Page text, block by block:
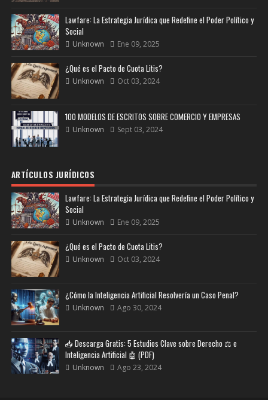
Lawfare: La Estrategia Jurídica que Redefine el Poder Político y
Social
Unknown Ene 09, 2025
¿Qué es el Pacto de Cuota Litis?
Unknown Oct 03, 2024
100 MODELOS DE ESCRITOS SOBRE COMERCIO Y EMPRESAS
Unknown Sept 03, 2024
ARTÍCULOS JURÍDICOS
Lawfare: La Estrategia Jurídica que Redefine el Poder Político y
Social
Unknown Ene 09, 2025
¿Qué es el Pacto de Cuota Litis?
Unknown Oct 03, 2024
¿Cómo la Inteligencia Artificial Resolvería un Caso Penal?
Unknown Ago 30, 2024
📥 Descarga Gratis: 5 Estudios Clave sobre Derecho ⚖️ e
Inteligencia Artificial 🤖 (PDF)
Unknown Ago 23, 2024